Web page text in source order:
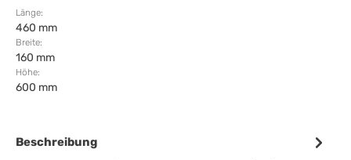
Länge:
460 mm
Breite:
160 mm
Höhe:
600 mm
Beschreibung